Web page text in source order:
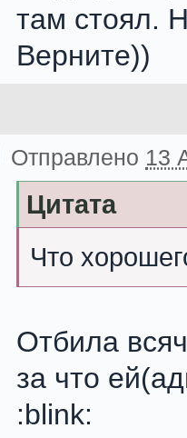
там стоял.
Верните))
Отправлено 13
Цитата
Что
Отбила
за что
:blink: